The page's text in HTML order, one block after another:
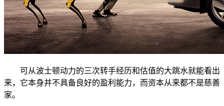
可从波士顿动力的三次转手经历和估值的大跳水就能看出
来，它本身并不具备良好的盈利能力，而资本从来都不是慈善
家。